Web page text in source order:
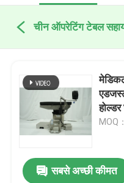
चीन ऑपरेटिंग टेबल
MOQ
सबसे अच्छी कीमत